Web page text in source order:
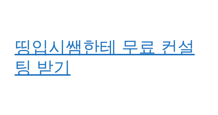
띵입시쌤한테 무료 컨설
팅 받기